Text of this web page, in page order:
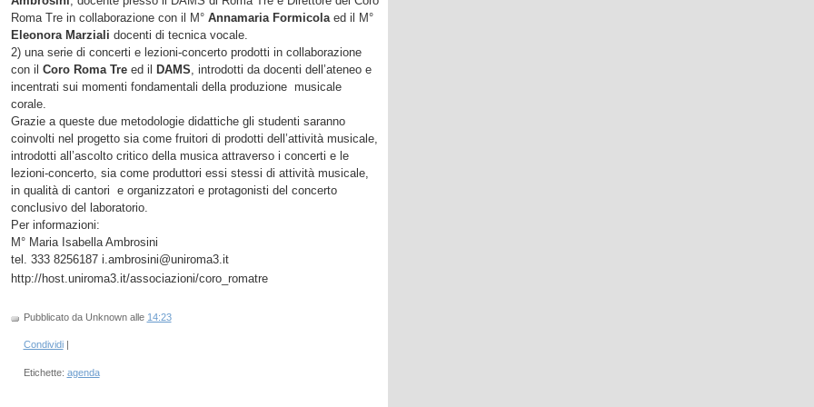
Roma Tre in collaborazione con il M°Annamaria Formicola ed il M°
Eleonora Marziali docenti di tecnica vocale.
2) una serie di concerti e lezioni-concerto prodotti in collaborazione
con il Coro Roma Tre ed il DAMS , introdotti da docenti dell’ateneo e
incentrati sui momenti fondamentali della produzione musicale
corale.
Grazie a queste due metodologie didattiche gli studenti saranno
coinvolti nel progetto sia come fruitori di prodotti dell’attività musicale,
introdotti all’ascolto critico della musica attraverso i concerti e le
lezioni-concerto, sia come produttori essi stessi di attività musicale,
in qualità di cantori e organizzatori e protagonisti del concerto
conclusivo del laboratorio.
Per informazioni:
M° Maria Isabella Ambrosini
tel. 333 8256187 i.ambrosini@uniroma3.it
http://host.uniroma3.it/associazioni/coro_romatre
Pubblicato da Unknown alle 14:23
Condividi
Etichette: agenda